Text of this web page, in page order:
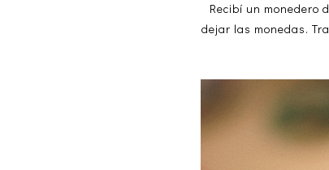
Recibí un monedero
dejar las monedas.